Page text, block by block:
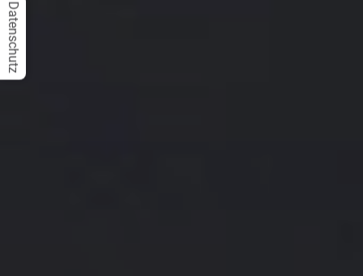
Datenschutz